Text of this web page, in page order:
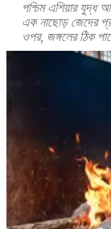
পশ্চিম এশিয়ার যুদ্ধ
এক নাছোড় জেদের
ওপর, জঙ্গলের ঠিক